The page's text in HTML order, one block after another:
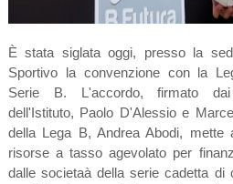
È stata siglata oggi, presso la
Sportivo la convenzione con la
Serie B. L'accordo, firmato dai
dell'Istituto, Paolo D'Alessio e
della Lega B, Andrea Abodi, mette
risorse a tasso agevolato per
dalle societaà della serie cadetta di